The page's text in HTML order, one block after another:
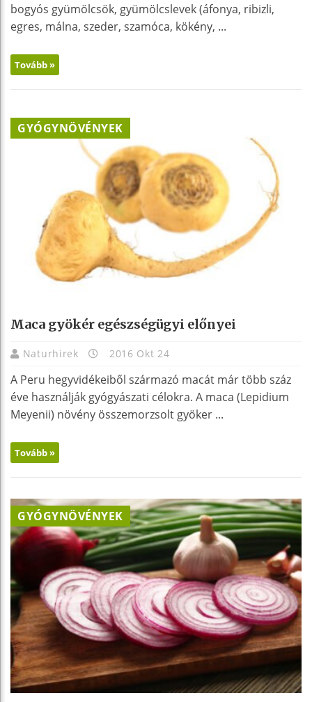
bogyós gyümölcsök, gyümölcslevek (áfonya, ribizli,
egres, málna, szeder, szamóca, kökény, ...
Tovább »
GYÓGYNÖVÉNYEK
Maca gyökér egészségügyi előnyei
Naturhirek 2016 Okt 24
A Peru hegyvidékeiből származó macát már több száz
éve használják gyógyászati célokra. A maca (Lepidium
Meyenii) növény összemorzsolt gyöker ...
Tovább »
GYÓGYNÖVÉNYEK